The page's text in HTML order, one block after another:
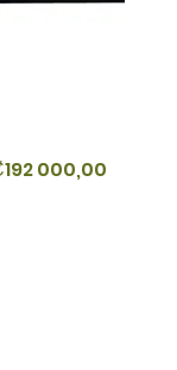
de oferta
000,00